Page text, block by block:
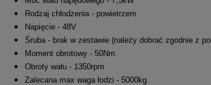
Rodzaj chłodzenia - powietrzem
Napięcie - 48V
Śruba - brak w zestawie (należy dobrać zgodnie z
Moment obrotowy - 50Nm
Obroty wału - 1350rpm
Zalecana max waga łodzi - 5000kg